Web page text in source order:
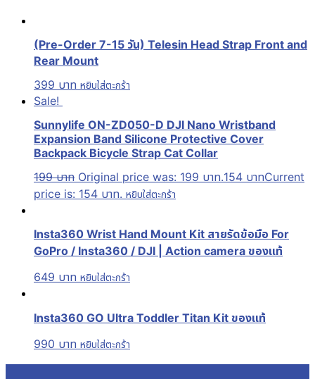
(Pre-Order 7-15 วัน) Telesin Head Strap Front and
Rear Mount
399 บาท หยิบใส่ตะกร้า
Sale!
Sunnylife ON-ZD050-D DJI Nano Wristband
Expansion Band Silicone Protective Cover
Backpack Bicycle Strap Cat Collar
199บาท Original price was: 199 บาท.154 บาทCurrent
price is: 154 บาท. หยิบใส่ตะกร้า
Insta360 Wrist Hand Mount Kit สายรัดข้อมือ For
GoPro / Insta360 / DJI | Action camera ของแท้
649 บาท หยิบใส่ตะกร้า
Insta360 GO Ultra Toddler Titan Kit ของแท้
990 บาท หยิบใส่ตะกร้า